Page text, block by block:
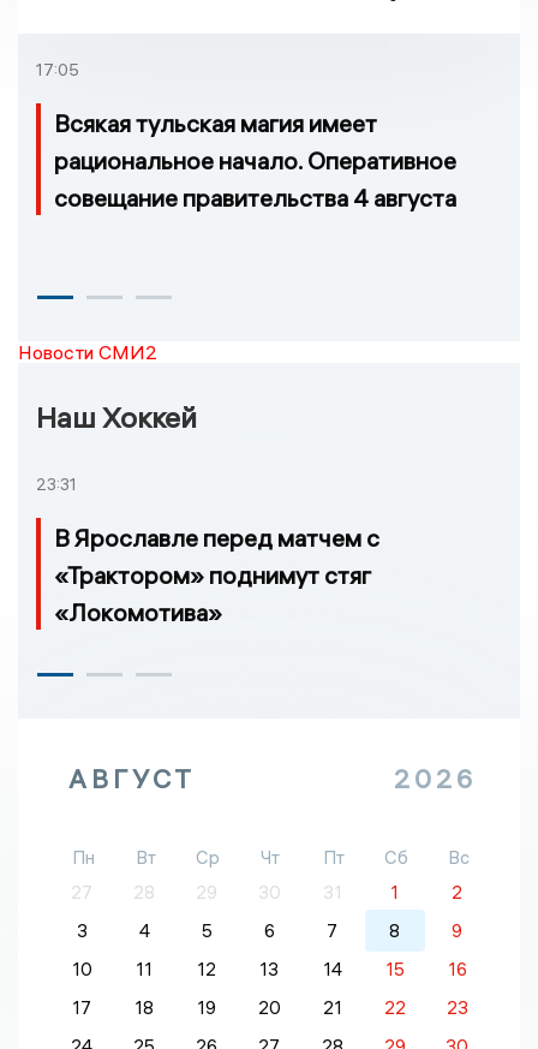
17:05
Всякая тульская магия имеет
рациональное начало. Оперативное
совещание правительства 4 августа
Новости СМИ2
Наш Хоккей
23:31
В Ярославле перед матчем с
«Трактором» поднимут стяг
«Локомотива»
АВГУСТ 2026
Пн Вт Ср Чт Пт Сб
Вс
27
28 29 30 31 1
2
3
4 5 6 7 8
9
10
11 12 13 14 15
16
17
18 19 20 21 22
23